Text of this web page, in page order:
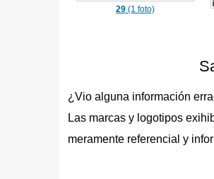
29 (1 foto)
¿Vio alguna información
Las marcas y logotipos
meramente referencial y